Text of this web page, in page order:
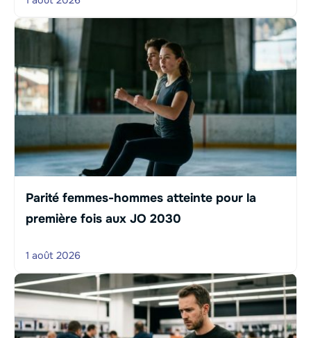
Parité femmes-hommes atteinte pour la
première fois aux JO 2030
1 août 2026